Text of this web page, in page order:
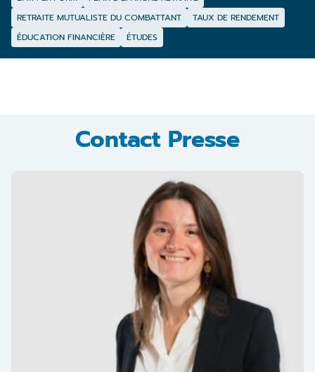
RETRAITE MUTUALISTE DU COMBATTANT
TAUX DE RENDEMENT
ÉDUCATION FINANCIÈRE
ÉTUDES
Contact Presse